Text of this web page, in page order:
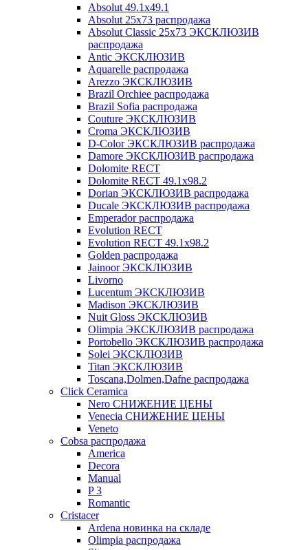
Absolut 49.1x49.1
Absolut 25x73 распродажа
Absolut Classic 25x73 ЭКСКЛЮЗИВ
распродажа
Antic ЭКСКЛЮЗИВ
Aquarelle распродажа
Arezzo ЭКСКЛЮЗИВ
Brazil Orchiee распродажа
Brazil Sofia распродажа
Couture ЭКСКЛЮЗИВ
Croma ЭКСКЛЮЗИВ
D-Color ЭКСКЛЮЗИВ распродажа
Damore ЭКСКЛЮЗИВ распродажа
Dolomite RECT
Dolomite RECT 49.1x98.2
Dorian ЭКСКЛЮЗИВ распродажа
Ducale ЭКСКЛЮЗИВ распродажа
Emperador распродажа
Evolution RECT
Evolution RECT 49.1x98.2
Golden распродажа
Jainoor ЭКСКЛЮЗИВ
Livorno
Lucentum ЭКСКЛЮЗИВ
Madison ЭКСКЛЮЗИВ
Nuit Gloss ЭКСКЛЮЗИВ
Olimpia ЭКСКЛЮЗИВ распродажа
Portobello ЭКСКЛЮЗИВ распродажа
Solei ЭКСКЛЮЗИВ
Titan ЭКСКЛЮЗИВ
Toscana,Dolmen,Dafne распродажа
Cliсk Ceramica
Nero СНИЖЕНИЕ ЦЕНЫ
Venecia СНИЖЕНИЕ ЦЕНЫ
Veneto
Cobsa распродажа
America
Decora
Manual
P 3
Romantic
Cristacer
Ardena новинка на складе
Olimpia распродажа